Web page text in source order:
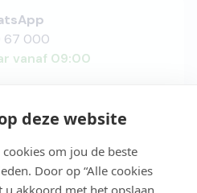
deze website
om jou de beste
Door op “Alle cookies
u akkoord met het opslaan
67 000
vanaf 09:00